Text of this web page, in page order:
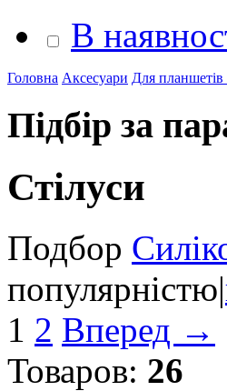
В
Головна Аксесуари Для планшетів
Підбір за
Стілуси
Подбор
популярністю|
1 2 Вперед →
Товаров: 26